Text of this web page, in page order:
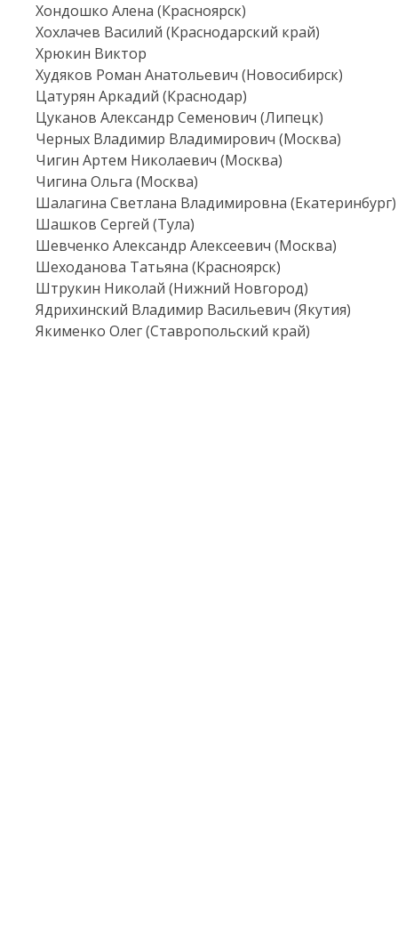
Хондошко Алена (Красноярск)
Хохлачев Василий (Краснодарский край)
Хрюкин Виктор
Худяков Роман Анатольевич (Новосибирск)
Цатурян Аркадий (Краснодар)
Цуканов Александр Семенович (Липецк)
Черных Владимир Владимирович (Москва)
Чигин Артем Николаевич (Москва)
Чигина Ольга (Москва)
Шалагина Светлана Владимировна (Екатеринбург)
Шашков Сергей (Тула)
Шевченко Александр Алексеевич (Москва)
Шеходанова Татьяна (Красноярск)
Штрукин Николай (Нижний Новгород)
Ядрихинский Владимир Васильевич (Якутия)
Якименко Олег (Ставропольский край)